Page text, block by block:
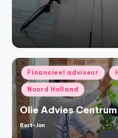
Geplaatst
in
Financieel adviseur
Noord Holland
Olie Advies
Geplaatst
door
Bert-Jan